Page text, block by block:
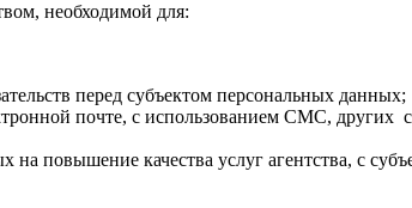
необходимой для:
перед субъектом персональных данных;
почте, с использованием СМС,
повышение качества услуг агентства, с